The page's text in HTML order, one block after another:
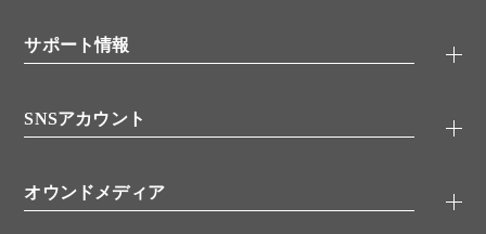
シグナル伝達
糖類／レクチン
分子生物
バイオメディカル(環境・食品)
代理店
サポート情報
アプリケーションノート
書類ダウンロード
SNSアカウント
YouTube
オウンドメディア